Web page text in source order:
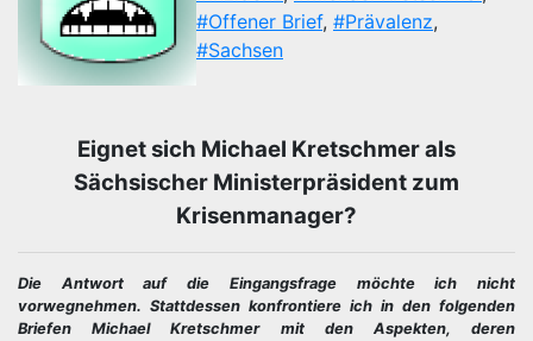
#Offener Brief, #Prävalenz,
#Sachsen
Eignet sich Michael Kretschmer als
Sächsischer Ministerpräsident zum
Krisenmanager?
Die Antwort auf die Eingangsfrage möchte ich nicht
vorwegnehmen. Stattdessen konfrontiere ich in den folgenden
Briefen Michael Kretschmer mit den Aspekten, deren